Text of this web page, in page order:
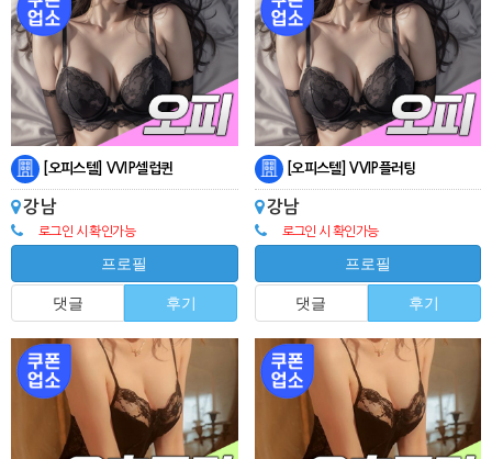
[오피스텔] VVIP셀럽퀸
강남
로그인 시 확인가능
프로필
댓글 후기
[오피스텔] VVIP플러팅
강남
로그인 시 확인가능
프로필
댓글 후기